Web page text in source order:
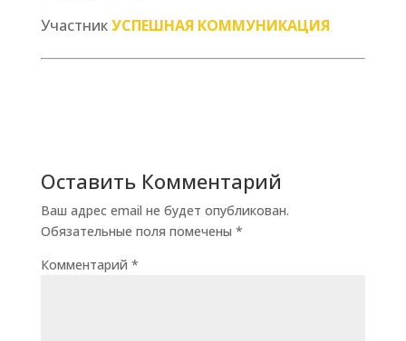
УчастникУСПЕШНАЯ КОММУНИКАЦИЯ
Оставить Комментарий
Ваш адрес email не будет опубликован.
Обязательные поля помечены *
Комментарий *